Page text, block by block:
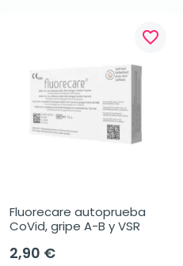
favorite_border
Fluorecare autoprueba
CoVid, gripe A-B y VSR
2,90 €